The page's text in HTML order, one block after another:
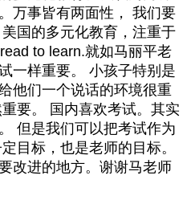
万事皆有两面性， 我们要
国的多元化教育，注重于
to learn.就如马丽平老
一样重要。 小孩子特别是
他们一个说话的环境很重
要。 国内喜欢考试。其实
但是我们可以把考试作为
目标，也是老师的目标。
改进的地方。谢谢马老师